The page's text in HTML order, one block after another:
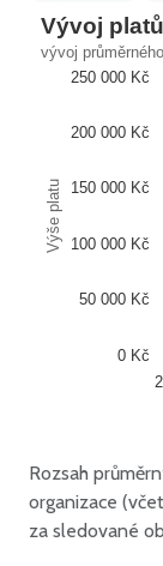
Výše platu
Vývoj
vývoj
0 Kč
50 000 Kč
100 000 Kč
150 000 Kč
200 000 Kč
250 000 Kč
Rozsah
organizace
za sledované